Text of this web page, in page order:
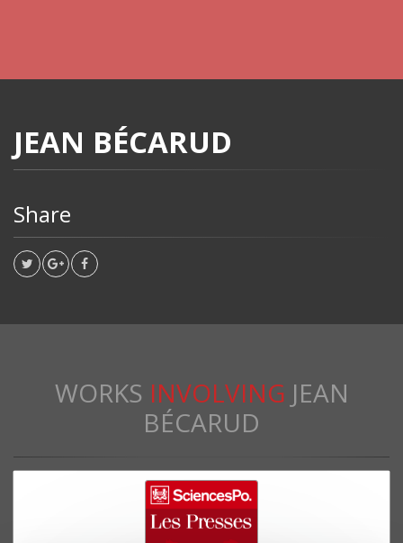
JEAN BÉCARUD
Share
WORKS INVOLVING JEAN
BÉCARUD